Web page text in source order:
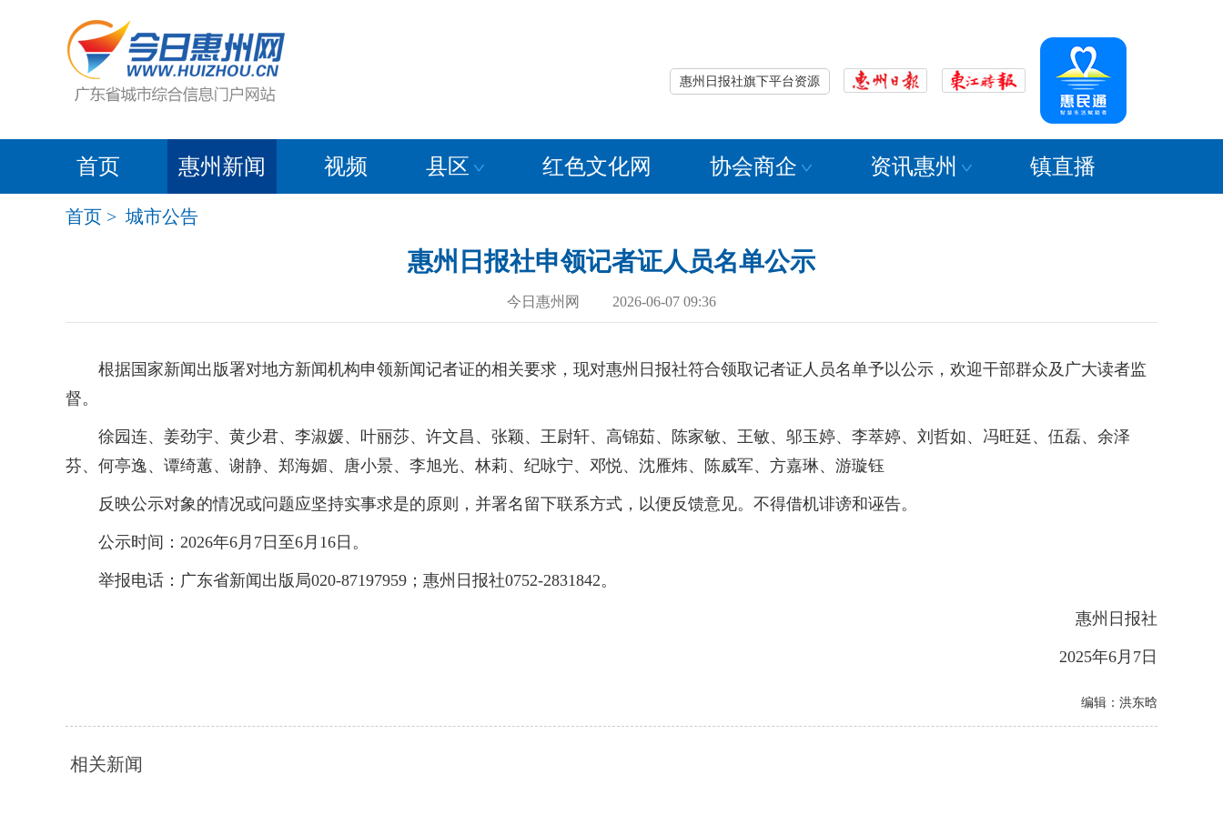
惠州日报社旗下平台资源
首页 惠州新闻 视频 县区 红色文化网 协会商企 资讯惠州 镇直播
首页 > 城市公告
惠州日报社申领记者证人员名单公示
今日惠州网 2026-06-07 09:36
根据国家新闻出版署对地方新闻机构申领新闻记者证的相关要求，现对惠州日报社符合领取记者证人员名单予以公示，欢迎干部群众及广大读者监
督。
徐园连、姜劲宇、黄少君、李淑媛、叶丽莎、许文昌、张颖、王尉轩、高锦茹、陈家敏、王敏、邬玉婷、李萃婷、刘哲如、冯旺廷、伍磊、余泽
芬、何亭逸、谭绮蕙、谢静、郑海媚、唐小景、李旭光、林莉、纪咏宁、邓悦、沈雁炜、陈威军、方嘉琳、游璇钰
反映公示对象的情况或问题应坚持实事求是的原则，并署名留下联系方式，以便反馈意见。不得借机诽谤和诬告。
公示时间：2026年6月7日至6月16日。
举报电话：广东省新闻出版局020-87197959；惠州日报社0752-2831842。
惠州日报社
2025年6月7日
编辑：洪东晗
相关新闻